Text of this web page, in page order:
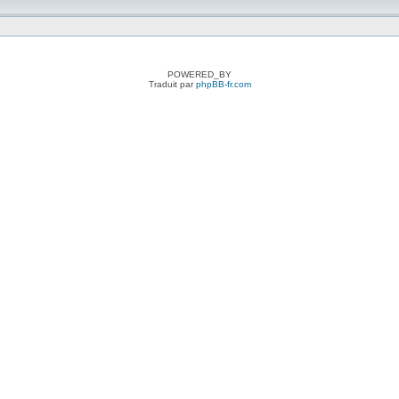
POWERED_BY
Traduit parphpBB-fr.com